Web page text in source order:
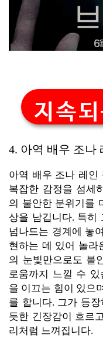
지속
4. 아역 배우 조나
아역 배우 조나 레인
복잡한 감정을 섬세
의 불안한 분위기를
상을 남깁니다. 특히
넘나드는 경계에 놓
현하는 데 있어 놀라
의 눈빛만으로도 불
로움까지 느낄 수 있
을 이끄는 힘이 있으
를 합니다. 그가 등
듯한 긴장감이 흐르
리처럼 느껴집니다.